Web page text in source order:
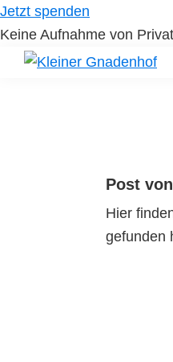
Skip
to
primary
Skip
to
main
Jetzt spenden
Keine Aufnahme von
Post
Hier
gefunden